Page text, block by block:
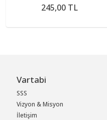
245,00 TL
Vartabi
SSS
Vizyon & Misyon
İletişim